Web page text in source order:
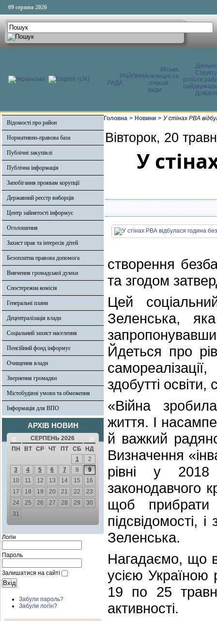
09 серпня 2026
РАЙОННА
РАДА
Міська,
селищні та
сільські
ради
роботи
Відомості про район
Нормативно-правова база
Публічні закупівлі
Публічна інформація
Запобігання проявам корупції
Державний реєстр виборців
Центр зайнятості інформує
Оголошення
Захист прав та інтересів дітей
Безоплатна правова допомога
Вивчення громадської думки
Спостережна комісія
Генеральні плани
Децентралізація влади
Соціальний захист населення
Пенсійний фонд інформує
Очищення влади
Звернення громадян
Містобудівні умови та обмеження
Інформація для ВПО
АРХІВ НОВИН
« СЕРПЕНЬ 2026 »
ПН ВТ СР ЧТ ПТ СБ
НД
1
2
3
4 5 6 7 8
9
10
11 12 13 14 15
16
17
18 19 20 21 22
23
24
25 26 27 28 29
30
31
Логін
Пароль
Залишатися на сайті
Забули пароль?
Забули логін?
Головна > Новини > У стінах РВА
Вівторок, 20
У
створення
та згодом
Цей
Зеленська, яка
Йдеться про
здобутті освіти,
«Війна
життя. І
й важкий
Визначення
рівні у
законодавчого
щоб прибрати
підсвідомості,
Зеленська.
Нагадаємо, що
усією Україною
19 по 25
активності.